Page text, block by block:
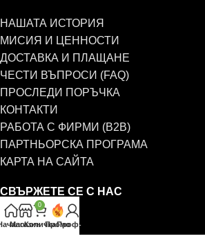
НАШАТА ИСТОРИЯ
МИСИЯ И ЦЕННОСТИ
ДОСТАВКА И ПЛАЩАНЕ
ЧЕСТИ ВЪПРОСИ (FAQ)
ПРОСЛЕДИ ПОРЪЧКА
КОНТАКТИ
РАБОТА С ФИРМИ (B2B)
ПАРТНЬОРСКА ПРОГРАМА
КАРТА НА САЙТА
СВЪРЖЕТЕ СЕ С НАС
0885 323 661
Магазин
0
КоличкаПромоПрофил